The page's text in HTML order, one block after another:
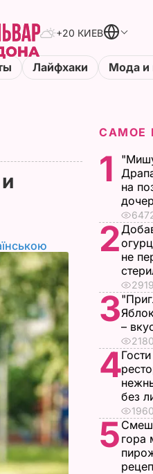
+20 КИЕВ
Лайфхаки Мода и
САМОЕ
1
на
2 не
3–
4
без
5 гора